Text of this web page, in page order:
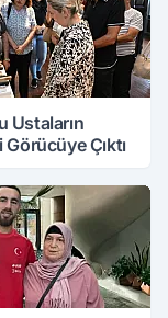
Ustaların
Görücüye Çıktı